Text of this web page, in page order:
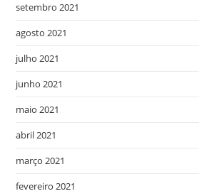
setembro 2021
agosto 2021
julho 2021
junho 2021
maio 2021
abril 2021
março 2021
fevereiro 2021